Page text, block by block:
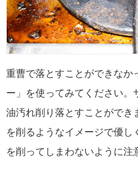
重曹で落とすことができなか
ー」を使ってみてください
油汚れ削り落とすことができ
を削るようなイメージで優
を削ってしまわないように注